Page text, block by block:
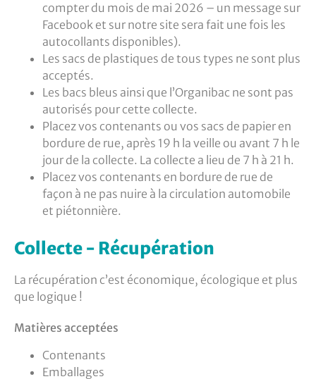
compter du mois de mai 2026 – un message sur
Facebook et sur notre site sera fait une fois les
autocollants disponibles).
Les sacs de plastiques de tous types ne sont plus
acceptés.
Les bacs bleus ainsi que l’Organibac ne sont pas
autorisés pour cette collecte.
Placez vos contenants ou vos sacs de papier en
bordure de rue, après 19 h la veille ou avant 7 h le
jour de la collecte. La collecte a lieu de 7 h à 21 h.
Placez vos contenants en bordure de rue de
façon à ne pas nuire à la circulation automobile
et piétonnière.
Collecte - Récupération
La récupération c’est économique, écologique et plus
que logique !​
Matières acceptées
Contenants
Emballages